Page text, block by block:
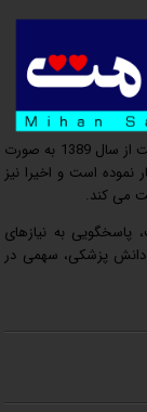
میهن سلامت، سیستم جامع بروزترین اخبار پزشکی و سلامت از سال 1389 به صورت
نموده است و اخیرا نیز
می کند.
به نیازهای
دانش پزشکی، سهمی در